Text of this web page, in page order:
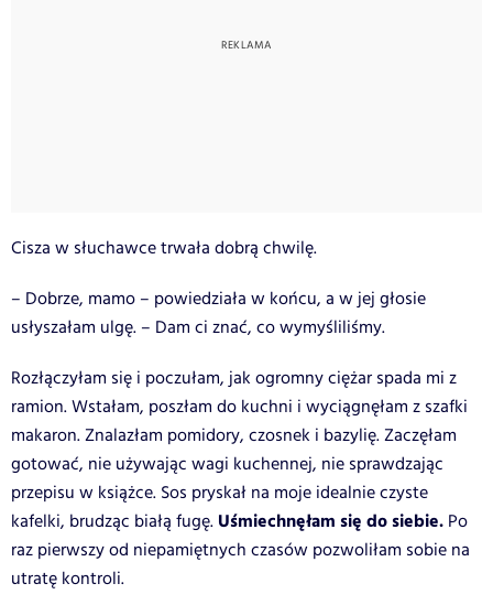
Cisza w słuchawce trwała dobrą chwilę.
– Dobrze, mamo – powiedziała w końcu, a w jej głosie
usłyszałam ulgę. – Dam ci znać, co wymyśliliśmy.
Rozłączyłam się i poczułam, jak ogromny ciężar spada mi z
ramion. Wstałam, poszłam do kuchni i wyciągnęłam z szafki
makaron. Znalazłam pomidory, czosnek i bazylię. Zaczęłam
gotować, nie używając wagi kuchennej, nie sprawdzając
przepisu w książce. Sos pryskał na moje idealnie czyste
kafelki, brudząc białą fugę. Uśmiechnęłam się do siebie. Po
raz pierwszy od niepamiętnych czasów pozwoliłam sobie na
utratę kontroli.